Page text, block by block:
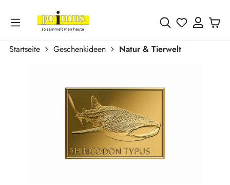
Zum Hauptinhalt springen
Du hast 0
Startseite Geschenkideen
Natur & Tierwelt